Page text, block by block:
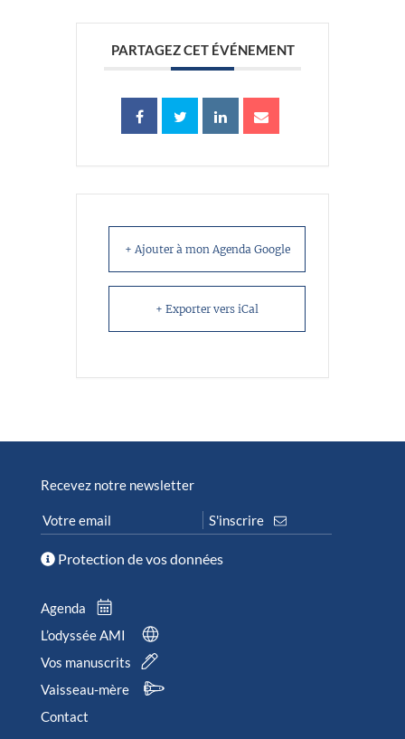
PARTAGEZ CET ÉVÉNEMENT
+ Ajouter à mon Agenda Google
+ Exporter vers iCal
Recevez notre newsletter
Protection de vos données
Agenda
L’odyssée AMI
Vos manuscrits
Vaisseau-mère
Contact